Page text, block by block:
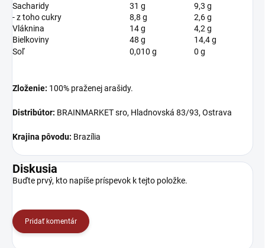
Sacharidy
31 g
9,3 g
- z toho cukry
8,8 g
2,6 g
Vláknina
14 g
4,2 g
Bielkoviny
48 g
14,4 g
Soľ
0,010 g 0 g
Zloženie: 100% praženej arašidy.
Distribútor: BRAINMARKETsro, Hladnovská 83/93, Ostrava
Krajina pôvodu: Brazília
Diskusia
Buďte prvý, kto napíše príspevok k tejto položke.
Pridať komentár